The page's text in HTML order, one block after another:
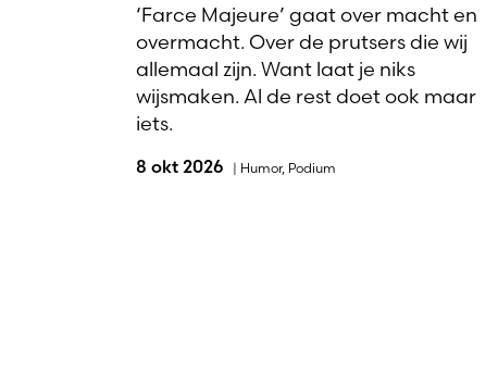
‘Farce Majeure’ gaat over macht en
overmacht. Over de prutsers die wij
allemaal zijn. Want laat je niks
wijsmaken. Al de rest doet ook maar
iets.
8 okt 2026 | Humor, Podium